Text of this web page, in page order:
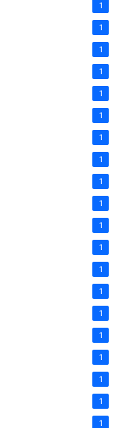
1
1
1
1
1
1
1
1
1
1
1
1
1
1
1
1
1
1
1
1